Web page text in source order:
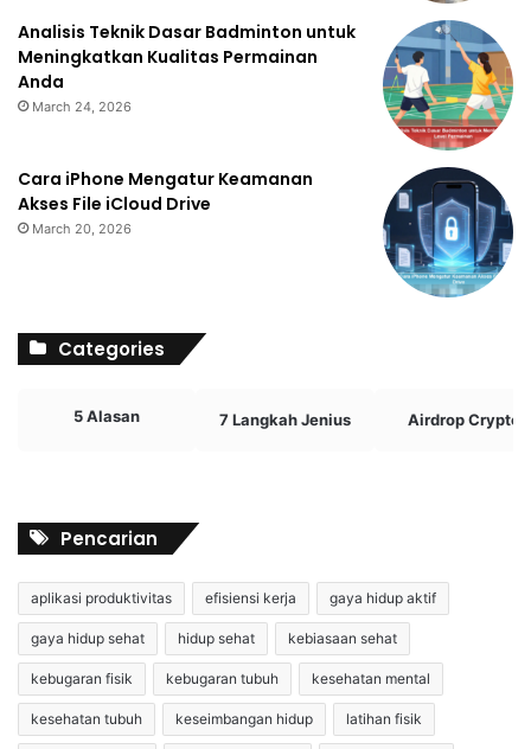
Analisis Teknik Dasar Badminton untuk
Meningkatkan Kualitas Permainan
Anda
March 24, 2026
Cara iPhone Mengatur Keamanan
Akses File iCloud Drive
March 20, 2026
Categories
5 Alasan 7 Langkah Jenius Airdrop Crypto
Pencarian
aplikasi produktivitas efisiensi kerja gaya hidup aktif
gaya hidup sehat hidup sehat kebiasaan sehat
kebugaran fisik kebugaran tubuh kesehatan mental
kesehatan tubuh keseimbangan hidup latihan fisik